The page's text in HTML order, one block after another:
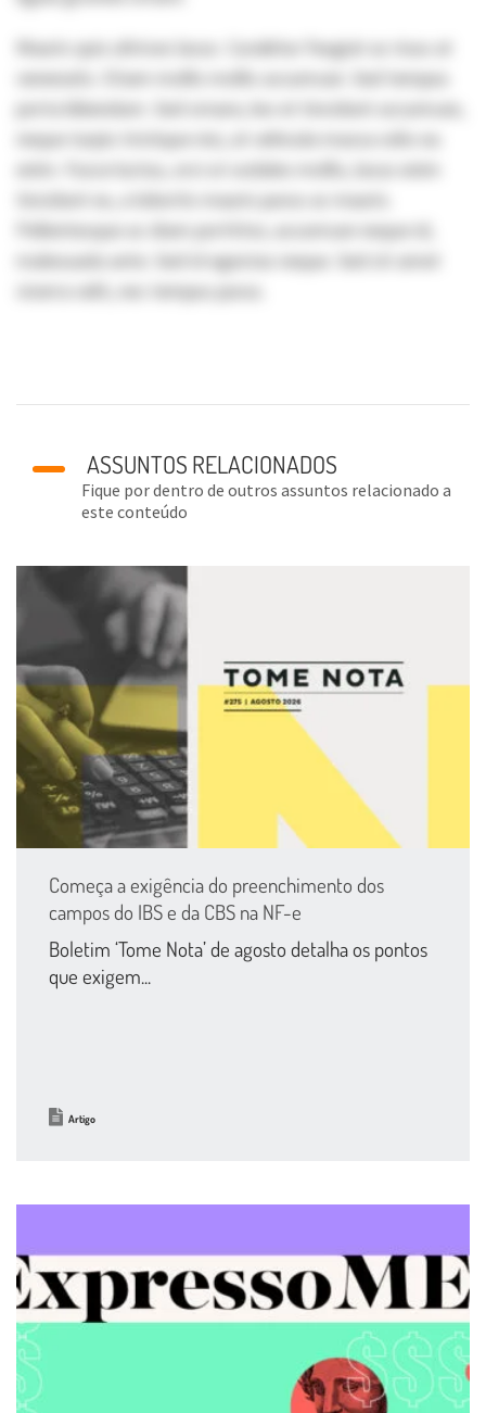
Mauris quis ultrices lacus. Curabitur feugiat ac risus at
venenatis. Etiam mollis mollis accumsan. Sed tempus
porta bibendum. Sed ornare, leo et tincidunt accumsan,
neque turpis tristique nisi, at vehicula massa odio eu
enim. Fusce luctus, orci ut sodales mollis, lacus enim
tincidunt ex, a lobortis mauris purus ac mauris.
Pellentesque ac diam porttitor, accumsan neque id,
malesuada ante. Sed id egestas neque. Sed sit amet
viverra velit, nec tempus purus.
ASSUNTOS RELACIONADOS
Fique por dentro de outros assuntos relacionado a
este conteúdo
Começa a exigência do preenchimento dos
campos do IBS e da CBS na NF-e
Boletim ‘Tome Nota’ de agosto detalha os pontos
que exigem...
Artigo